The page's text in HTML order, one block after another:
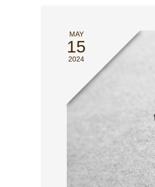
MAY
15
2024